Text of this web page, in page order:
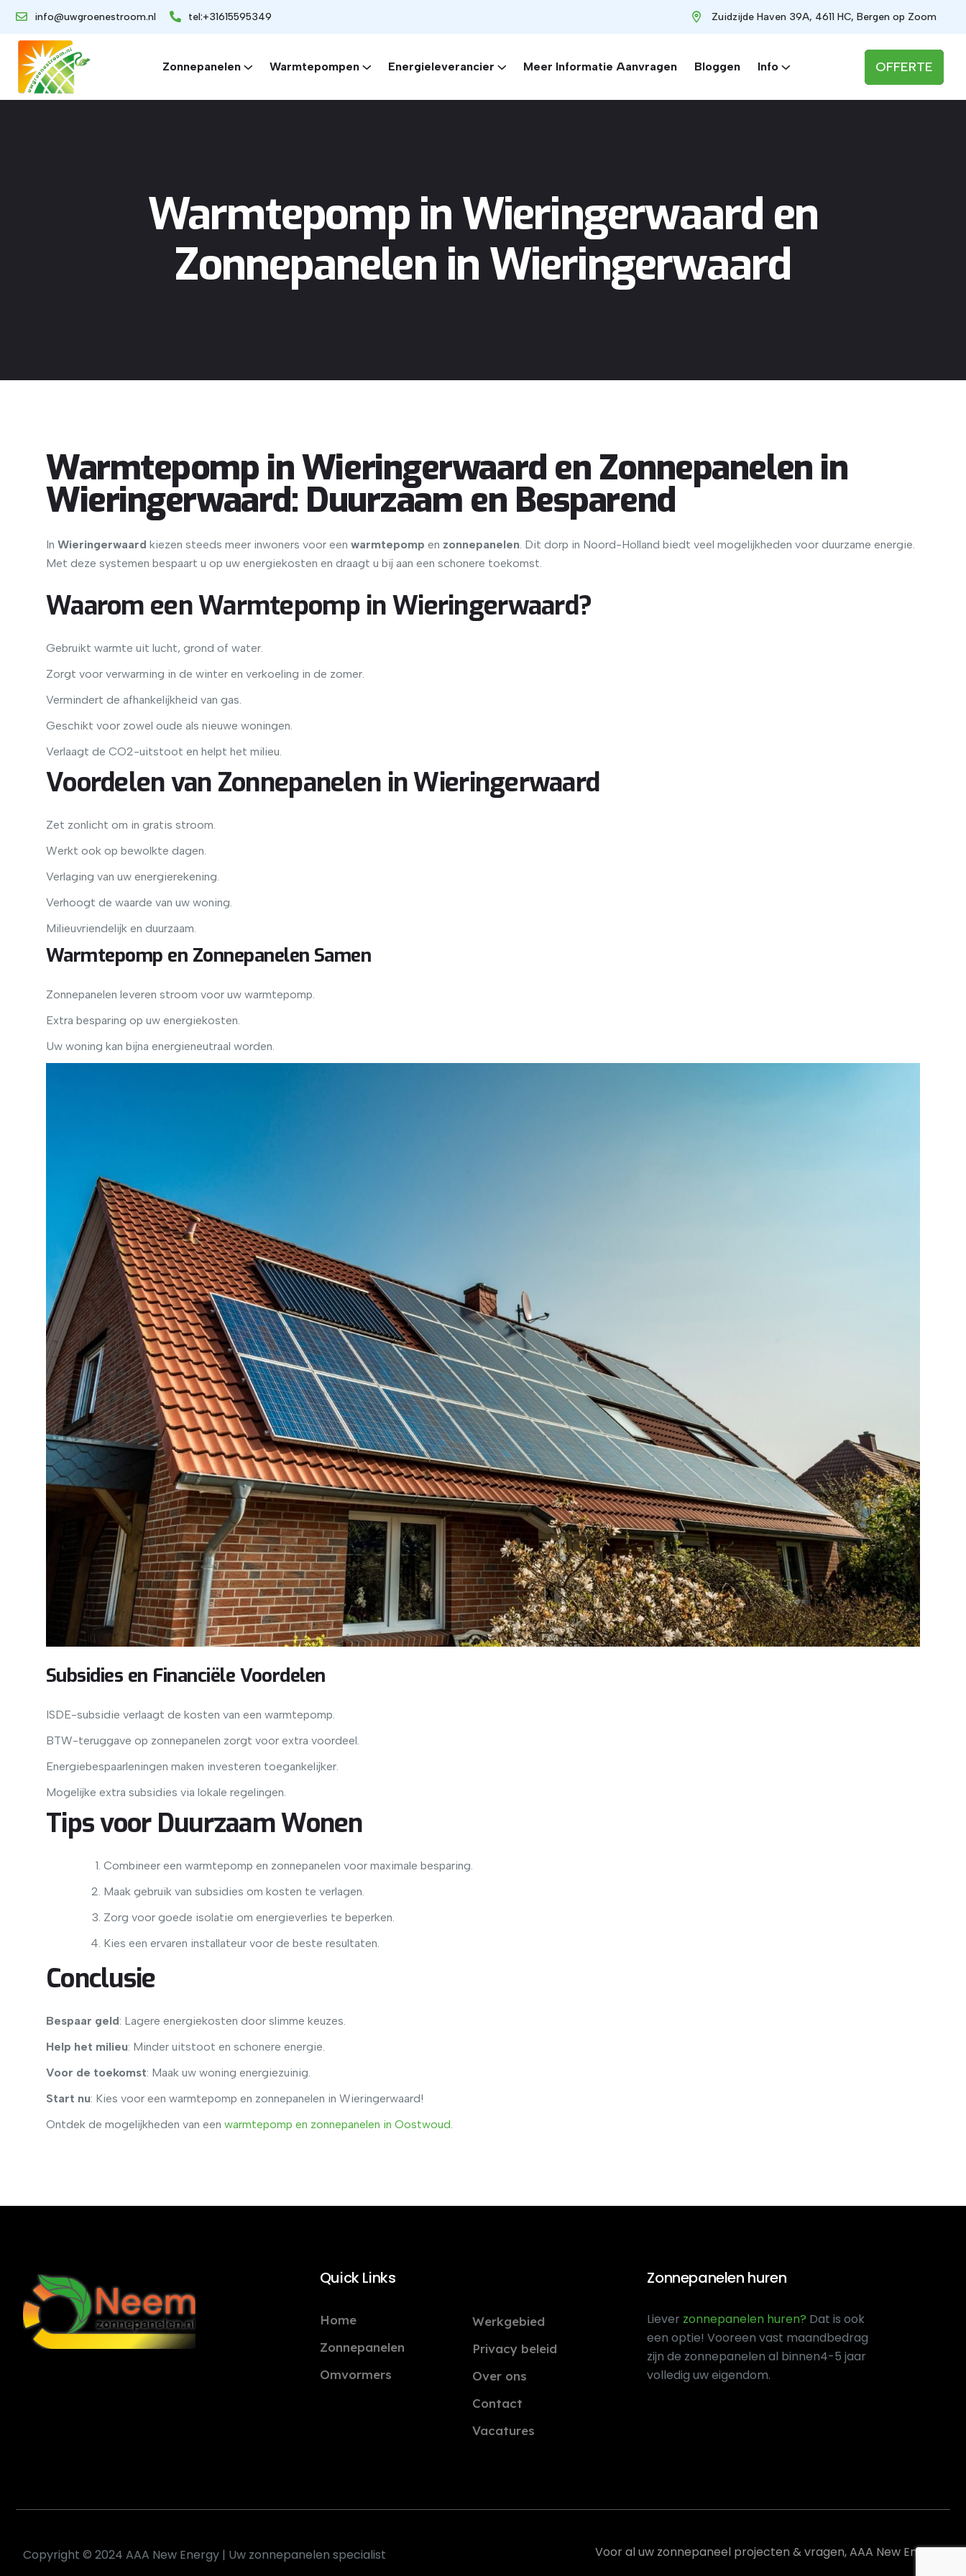
info@uwgroenestroom.nl tel:+31615595349 Zuidzijde Haven 39A, 4611 HC, Bergen op Zoom
Zonnepanelen Warmtepompen Energieleverancier Meer Informatie Aanvragen Bloggen Info OFFERTE
Warmtepomp in Wieringerwaard en
Zonnepanelen in Wieringerwaard
Warmtepomp in Wieringerwaard en Zonnepanelen in
Wieringerwaard: Duurzaam en Besparend
In Wieringerwaard kiezen steeds meer inwoners voor een warmtepomp en zonnepanelen. Dit dorp in Noord-Holland biedt veel mogelijkheden voor duurzame energie.
Met deze systemen bespaart u op uw energiekosten en draagt u bij aan een schonere toekomst.
Waarom een Warmtepomp in Wieringerwaard?
Gebruikt warmte uit lucht, grond of water.
Zorgt voor verwarming in de winter en verkoeling in de zomer.
Vermindert de afhankelijkheid van gas.
Geschikt voor zowel oude als nieuwe woningen.
Verlaagt de CO2-uitstoot en helpt het milieu.
Voordelen van Zonnepanelen in Wieringerwaard
Zet zonlicht om in gratis stroom.
Werkt ook op bewolkte dagen.
Verlaging van uw energierekening.
Verhoogt de waarde van uw woning.
Milieuvriendelijk en duurzaam.
Warmtepomp en Zonnepanelen Samen
Zonnepanelen leveren stroom voor uw warmtepomp.
Extra besparing op uw energiekosten.
Uw woning kan bijna energieneutraal worden.
Subsidies en Financiële Voordelen
ISDE-subsidie verlaagt de kosten van een warmtepomp.
BTW-teruggave op zonnepanelen zorgt voor extra voordeel.
Energiebespaarleningen maken investeren toegankelijker.
Mogelijke extra subsidies via lokale regelingen.
Tips voor Duurzaam Wonen
Combineer een warmtepomp en zonnepanelen voor maximale besparing.
Maak gebruik van subsidies om kosten te verlagen.
Zorg voor goede isolatie om energieverlies te beperken.
Kies een ervaren installateur voor de beste resultaten.
Conclusie
Bespaar geld: Lagere energiekosten door slimme keuzes.
Help het milieu: Minder uitstoot en schonere energie.
Voor de toekomst: Maak uw woning energiezuinig.
Start nu: Kies voor een warmtepomp en zonnepanelen in Wieringerwaard!
Ontdek de mogelijkheden van een warmtepomp en zonnepanelen in Oostwoud.
Quick Links
Home
Zonnepanelen
Omvormers
Werkgebied
Privacy beleid
Over ons
Contact
Vacatures
Zonnepanelen huren
Liever zonnepanelen huren? Dat is ook
een optie! Vooreen vast maandbedrag
zijn de zonnepanelen al binnen4-5 jaar
volledig uw eigendom.
Copyright © 2024 AAA New Energy | Uw zonnepanelen specialist Voor al uw zonnepaneel projecten & vragen, AAA New Energy